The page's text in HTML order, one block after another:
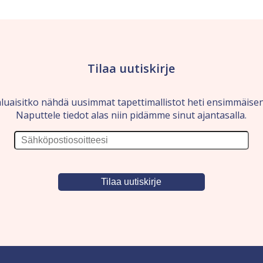
Tilaa uutiskirje
nähdä uusimmat tapettimallistot heti
Naputtele tiedot alas niin pidämme sinut ajantasalla.